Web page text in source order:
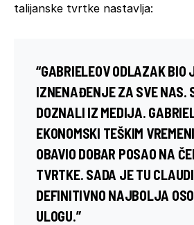
talijanske tvrtke nastavlja:
“GABRIELEOV ODLAZAK BIO
IZNENAĐENJE ZA SVE NAS.
DOZNALI IZ MEDIJA.
EKONOMSKI TEŠKIM
OBAVIO DOBAR POSAO NA
TVRTKE. SADA JE TU
DEFINITIVNO NAJBOLJA
ULOGU.”